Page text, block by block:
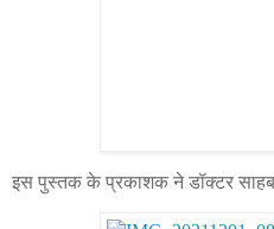
इस पुस्तक के प्रकाशक ने डॉक्टर साहब